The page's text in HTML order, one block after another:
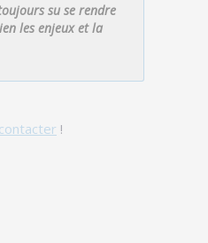
su se rendre
les enjeux et la
!